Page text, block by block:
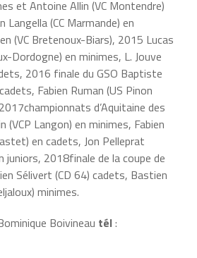
et Antoine Allin (VC Montendre)
(CC Marmande) en
(VC Bretenoux-Biars), 2015 Lucas
Dordogne) en minimes, L. Jouve
2016 finale du GSO Baptiste
Fabien Ruman (US Pinon
d’Aquitaine des
(VCP Langon) en minimes, Fabien
en cadets, Jon Pelleprat
juniors, 2018finale de la coupe de
Sélivert (CD 64) cadets, Bastien
minimes.
Boivineau tél: